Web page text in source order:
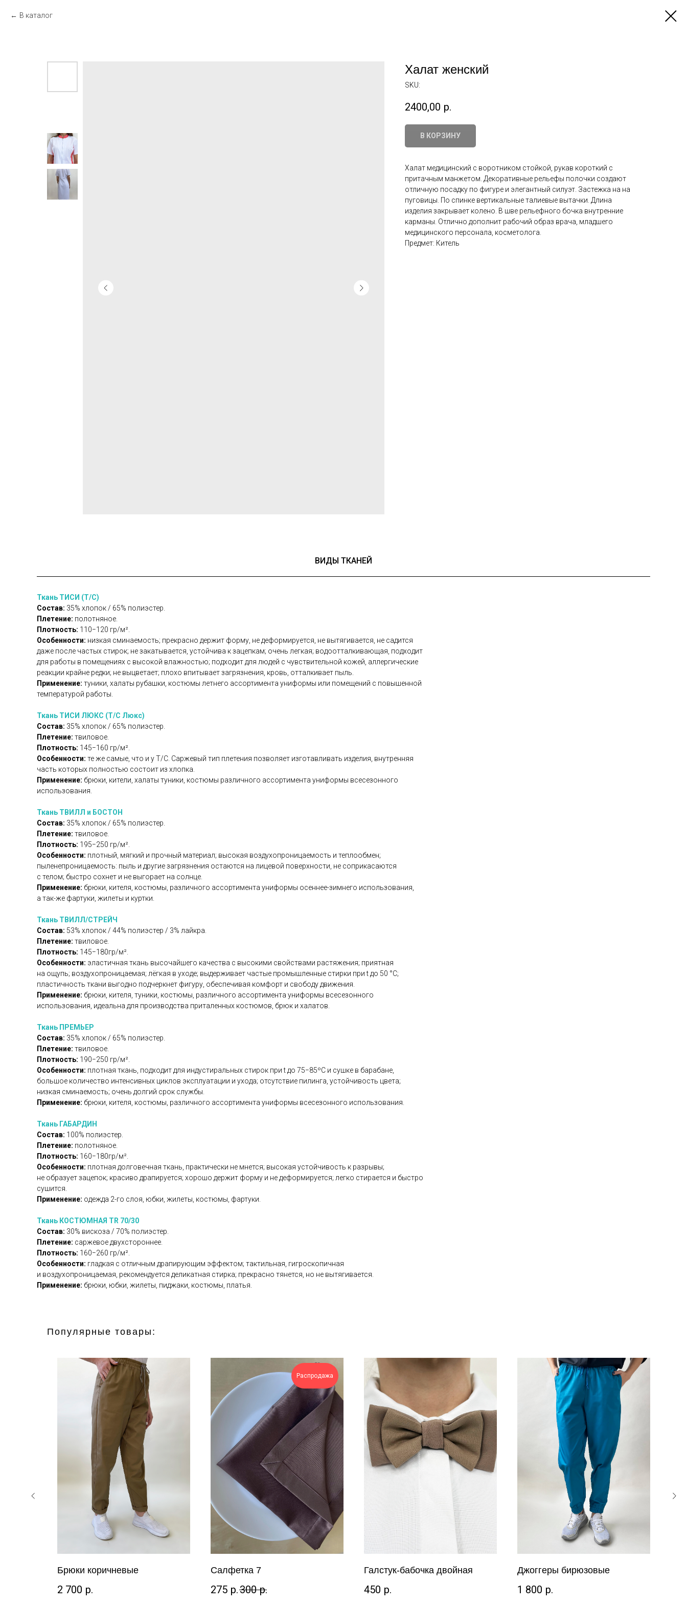
В каталог
Халат женский
SKU:
2400,00 р.
В КОРЗИНУ
Халат медицинский с воротником стойкой, рукав короткий с
притачным манжетом. Декоративные рельефы полочки создают
отличную посадку по фигуре и элегантный силуэт. Застежка на на
пуговицы. По спинке вертикальные талиевые вытачки. Длина
изделия закрывает колено. В шве рельефного бочка внутренние
карманы. Отлично дополнит рабочий образ врача, младшего
медицинского персонала, косметолога.
Предмет: Китель
ВИДЫ ТКАНЕЙ
Ткань ТИСИ (Т/С)
Состав: 35% хлопок / 65% полиэстер.
Плетение: полотняное.
Плотность: 110−120 гр/м².
Особенности: низкая сминаемость; прекрасно держит форму, не деформируется, не вытягивается, не садится
даже после частых стирок; не закатывается, устойчива к зацепкам; очень легкая; водоотталкивающая, подходит
для работы в помещениях с высокой влажностью; подходит для людей с чувствительной кожей, аллергические
реакции крайне редки; не выцветает; плохо впитывает загрязнения, кровь, отталкивает пыль.
Применение: туники, халаты рубашки, костюмы летнего ассортимента униформы или помещений с повышенной
температурой работы.
Ткань ТИСИ ЛЮКС (Т/С Люкс)
Состав: 35% хлопок / 65% полиэстер.
Плетение: твиловое.
Плотность: 145−160 гр/м².
Особенности: те же самые, что и у Т/С. Саржевый тип плетения позволяет изготавливать изделия, внутренняя
часть которых полностью состоит из хлопка.
Применение: брюки, кители, халаты туники, костюмы различного ассортимента униформы всесезонного
использования.
Ткань ТВИЛЛ и БОСТОН
Состав: 35% хлопок / 65% полиэстер.
Плетение: твиловое.
Плотность: 195−250 гр/м².
Особенности: плотный, мягкий и прочный материал; высокая воздухопроницаемость и теплообмен;
пыленепроницаемость: пыль и другие загрязнения остаются на лицевой поверхности, не соприкасаются
с телом; быстро сохнет и не выгорает на солнце.
Применение: брюки, кителя, костюмы, различного ассортимента униформы осеннее-зимнего использования,
а так-же фартуки, жилеты и куртки.
Ткань ТВИЛЛ/СТРЕЙЧ
Состав: 53% хлопок / 44% полиэстер / 3% лайкра.
Плетение: твиловое.
Плотность: 145−180гр/м².
Особенности: эластичная ткань высочайшего качества с высокими свойствами растяжения; приятная
на ощупь; воздухопроницаемая; лёгкая в уходе; выдерживает частые промышленные стирки при t до 50 °C;
пластичность ткани выгодно подчеркнет фигуру, обеспечивая комфорт и свободу движения.
Применение: брюки, кителя, туники, костюмы, различного ассортимента униформы всесезонного
использования, идеальна для производства приталенных костюмов, брюк и халатов.
Ткань ПРЕМЬЕР
Состав: 35% хлопок / 65% полиэстер.
Плетение: твиловое.
Плотность: 190−250 гр/м².
Особенности: плотная ткань, подходит для индустиральных стирок при t до 75−85ºС и сушке в барабане,
большое количество интенсивных циклов эксплуатации и ухода; отсутствие пилинга, устойчивость цвета;
низкая сминаемость; очень долгий срок службы.
Применение: брюки, кителя, костюмы, различного ассортимента униформы всесезонного использования.
Ткань ГАБАРДИН
Состав: 100% полиэстер.
Плетение: полотняное.
Плотность: 160−180гр/м².
Особенности: плотная долговечная ткань, практически не мнется; высокая устойчивость к разрывы;
не образует зацепок; красиво драпируется; хорошо держит форму и не деформируется; легко стирается и быстро
сушится.
Применение: одежда 2-го слоя, юбки, жилеты, костюмы, фартуки.
Ткань КОСТЮМНАЯ TR 70/30
Состав: 30% вискоза / 70% полиэстер.
Плетение: саржевое двухстороннее.
Плотность: 160−260 гр/м².
Особенности: гладкая с отличным драпирующим эффектом; тактильная, гигроскопичная
и воздухопроницаемая, рекомендуется деликатная стирка; прекрасно тянется, но не вытягивается.
Применение: брюки, юбки, жилеты, пиджаки, костюмы, платья.
Популярные товары:
Брюки коричневые
2 700 р.
Распродажа
Салфетка 7
275 р.300 р.
Галстук-бабочка двойная
450 р.
Джоггеры бирюзовые
1 800 р.